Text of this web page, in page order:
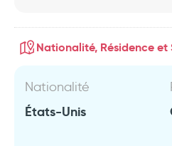
Nationalité, Résidence
Nationalité
États-Unis